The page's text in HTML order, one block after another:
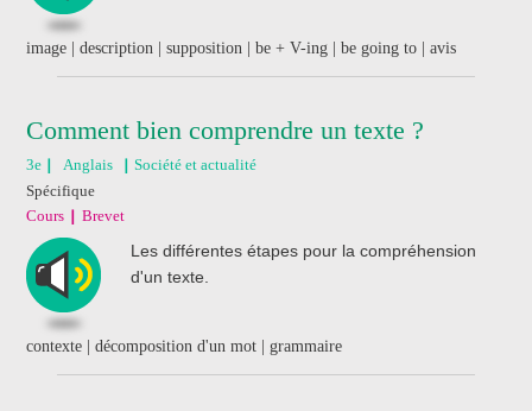
image | description | supposition | be + V-ing | be going to | avis
Comment bien comprendre un texte ?
3e Anglais
Société et actualité
Spécifique
Cours
Brevet
Les différentes étapes pour la compréhension
d'un texte.
contexte | décomposition d'un mot | grammaire